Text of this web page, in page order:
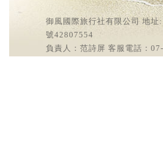
御風國際旅行社有限公司 地
號42807554
負責人：范詩屏 客服電話：